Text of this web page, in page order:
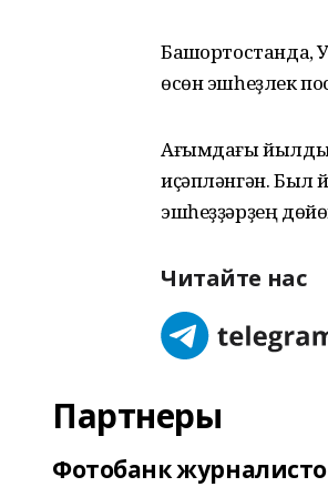
өсөн эшһеҙлек
Ағымдағы
иҫәпләнгән. Был
эшһеҙҙәрҙең
Читайте нас
Партнеры
Фотобанк